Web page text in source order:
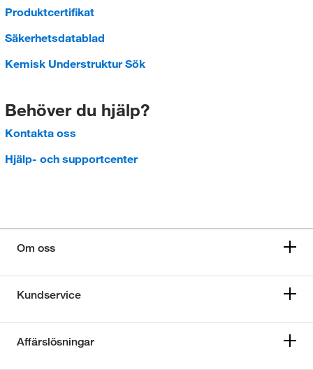
Produktcertifikat
Säkerhetsdatablad
Kemisk Understruktur Sök
Behöver du hjälp?
Kontakta oss
Hjälp- och supportcenter
Om oss
Kundservice
Affärslösningar